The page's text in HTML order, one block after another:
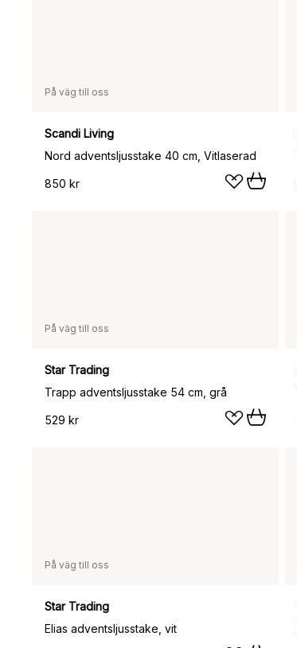
På väg till oss
Scandi Living
Nord adventsljusstake 40 cm, Vitlaserad
850 kr
På väg till oss
Star Trading
Trapp adventsljusstake 54 cm, grå
529 kr
På väg till oss
Star Trading
Elias adventsljusstake, vit